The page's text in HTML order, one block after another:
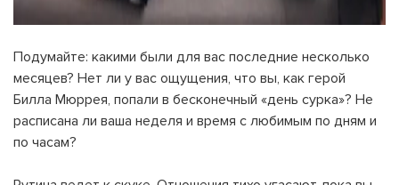
Подумайте: какими были для вас последние несколько
месяцев? Нет ли у вас ощущения, что вы, как герой
Билла Мюррея, попали в бесконечный «день сурка»? Не
расписана ли ваша неделя и время с любимым по дням и
по часам?